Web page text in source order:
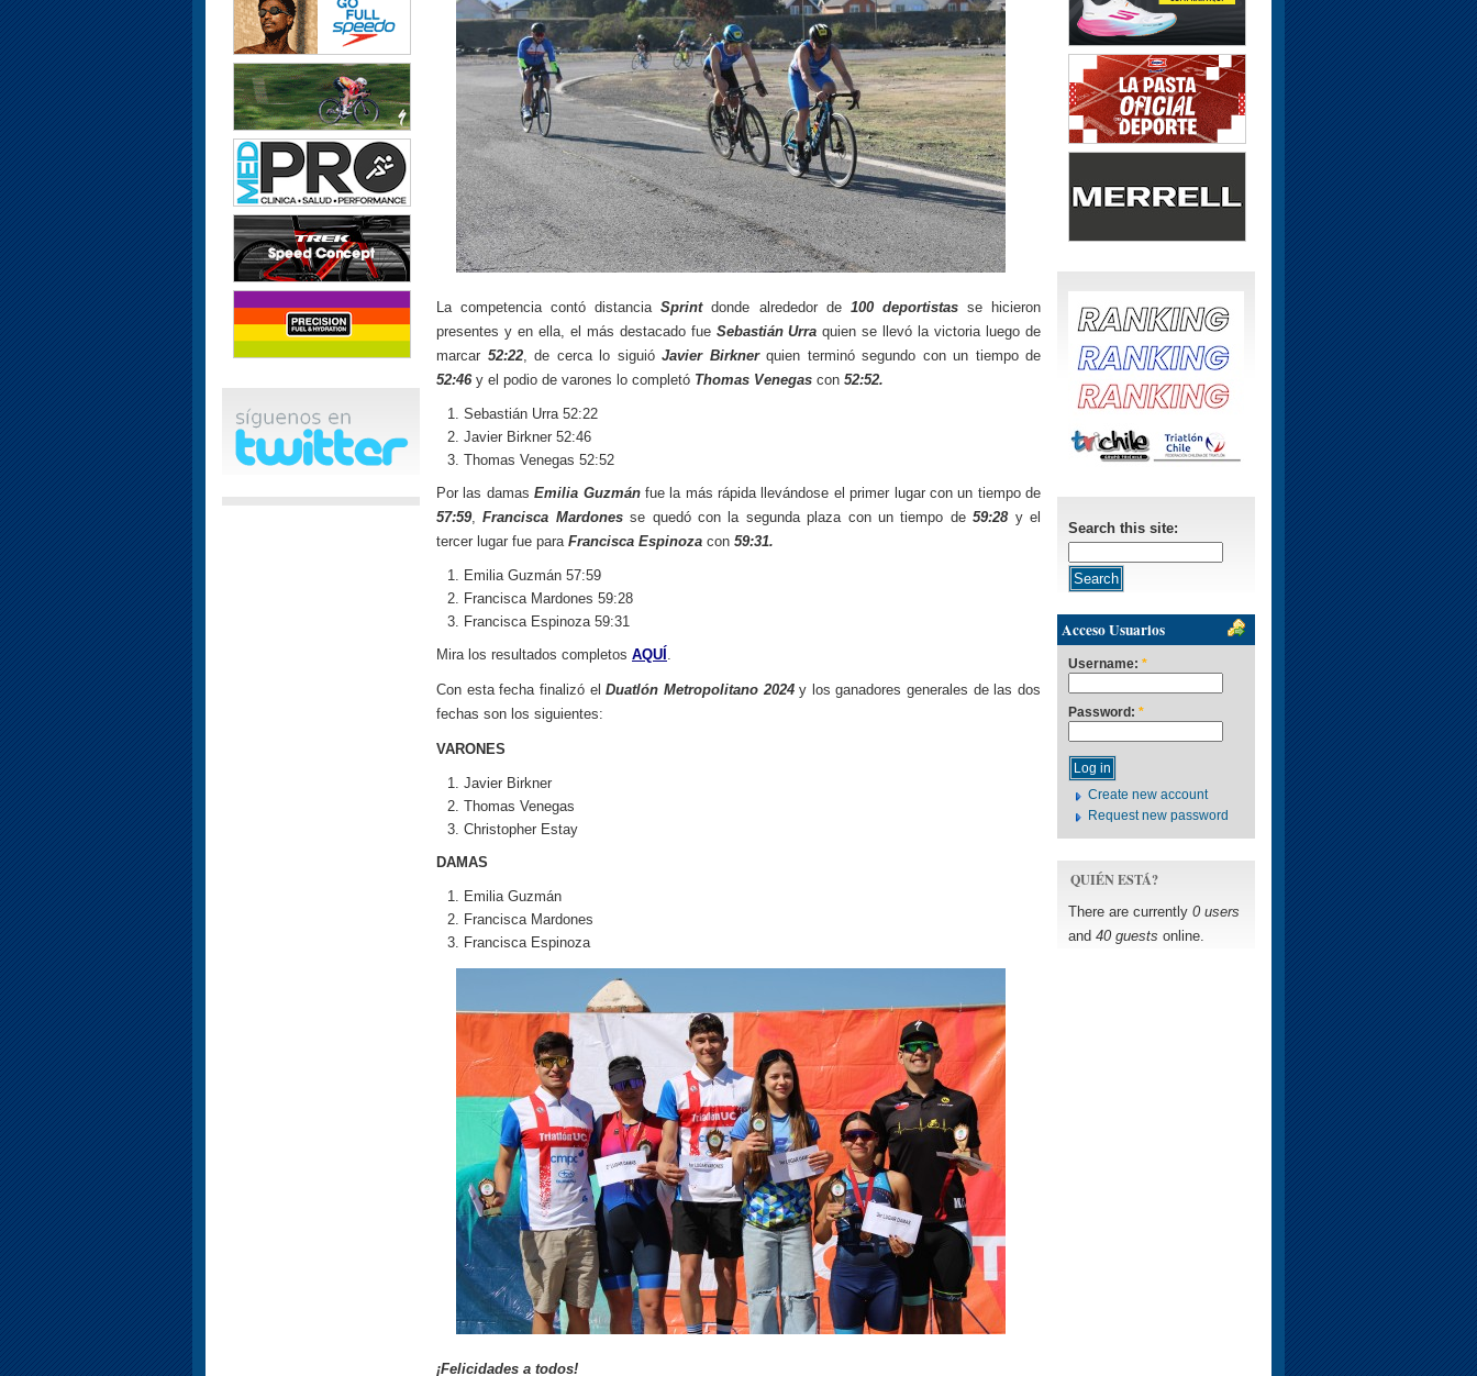
La competencia contó distanciaSprint donde alrededor de 100 deportistasse hicieron
presentes y en ella, el más destacado fue Sebastián Urra quien se llevó la victoria luego de
marcar 52:22, de cerca lo siguióJavier Birkner quien terminó segundo con un tiempo de
52:46y el podio de varones lo completó Thomas Venegas con 52:52.
Sebastián Urra 52:22
Javier Birkner 52:46
Thomas Venegas 52:52
Por las damasEmilia Guzmánfue la más rápida llevándose el primer lugar con un tiempo de
57:59, Francisca Mardonesse quedó con la segunda plaza con un tiempo de59:28y el
tercer lugar fue para Francisca Espinoza con 59:31.
Emilia Guzmán 57:59
Francisca Mardones 59:28
Francisca Espinoza 59:31
Mira los resultados completos AQUÍ .
Con esta fecha finalizó elDuatlón Metropolitano 2024y los ganadores generales de las dos
fechas son los siguientes:
VARONES
Javier Birkner
Thomas Venegas
Christopher Estay
DAMAS
Emilia Guzmán
Francisca Mardones
Francisca Espinoza
¡Felicidades a todos!
Search this site:
Acceso Usuarios
Username: *
Password: *
Create new account
Request new password
QUIÉN ESTÁ?
There are currently 0 users
and 40 guests online.